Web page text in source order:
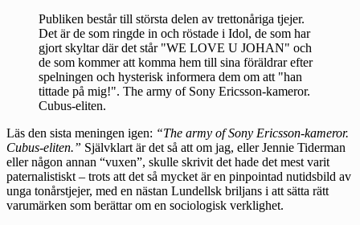
Publiken består till största delen av trettonåriga tjejer.
Det är de som ringde in och röstade i Idol, de som har
gjort skyltar där det står "WE LOVE U JOHAN" och
de som kommer att komma hem till sina föräldrar efter
spelningen och hysterisk informera dem om att "han
tittade på mig!". The army of Sony Ericsson-kameror.
Cubus-eliten.
Läs den sista meningen igen: “The army of Sony Ericsson-kameror.
Cubus-eliten.” Självklart är det så att om jag, eller Jennie Tiderman
eller någon annan “vuxen”, skulle skrivit det hade det mest varit
paternalistiskt – trots att det så mycket är en pinpointad nutidsbild av
unga tonårstjejer, med en nästan Lundellsk briljans i att sätta rätt
varumärken som berättar om en sociologisk verklighet.